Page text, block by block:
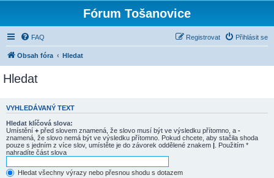
Fórum Tošanovice
FAQ Přihlásit se
Registrovat
Obsah fóra Hledat
Hledat
VYHLEDÁVANÝ TEXT
Hledat klíčová slova:
Umístění + před slovem znamená, že slovo musí být ve výsledku přítomno, a -
znamená, že slovo nemá být ve výsledku přítomno. Pokud chcete, aby stačila shoda
pouze s jedním z více slov, umístěte je do závorek oddělené znakem | . Použitím *
nahradíte část slova
Hledat všechny výrazy nebo přesnou shodu s dotazem